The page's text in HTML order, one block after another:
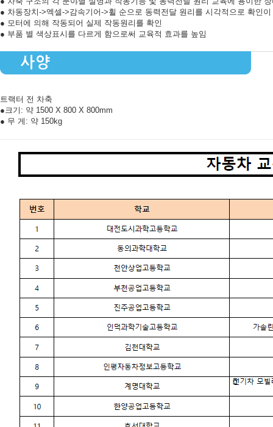
● 차동장치->엑셀->감속기어->휠 순으로 동력전달 원리를 시각적으로 확인이
● 모터에 의해 작동되어 실제 작동원리를 확인
● 부품 별 색상표시를 다르게 함으로써 교육적 효과를 높임
사양
트랙터 전 차축
●크기: 약 1500 X 800 X 800mm
● 무 게: 약 150kg